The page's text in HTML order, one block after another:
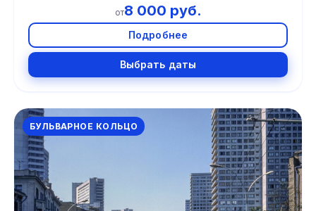
от8 000 руб.
Подробнее
Выбрать даты
БУЛЬВАРНОЕ КОЛЬЦО